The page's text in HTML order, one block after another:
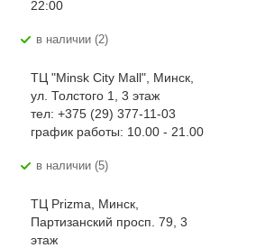
22:00
В наличии (2)
ТЦ "Minsk City Mall", Минск,
ул. Толстого 1, 3 этаж
тел: +375 (29) 377-11-03
график работы: 10.00 - 21.00
В наличии (5)
ТЦ Prizma, Минск,
Партизанский просп. 79, 3
этаж